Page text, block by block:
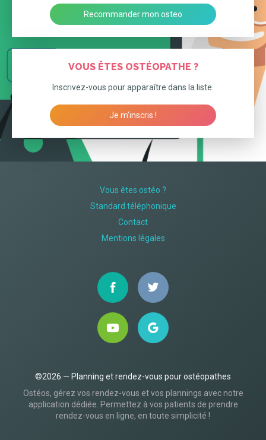
Recommander mon osteo
VOUS ÊTES OSTÉOPATHE ?
Inscrivez-vous pour apparaître dans la liste.
Je m’inscris !
Vous êtes ostéo ?
Standard téléphonique
Contact
Mentions légales
©2026 — Planning et rendez-vous pour ostéopathes
Ostéos, gérez vos rendez-vous et vos plannings avec notre
application dédiée. Permettez à vos patients de prendre
rendez-vous en ligne, en toute simplicité !